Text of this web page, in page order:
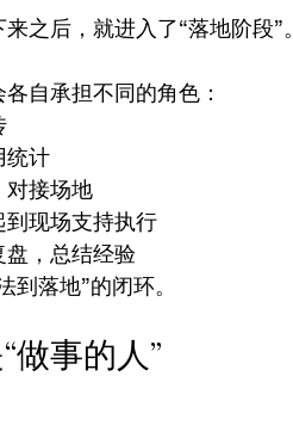
之后，就进入了“落地阶段”。
自承担不同的角色：
统计
对接场地
现场支持执行
，总结经验
到落地”的闭环。
做事的人”